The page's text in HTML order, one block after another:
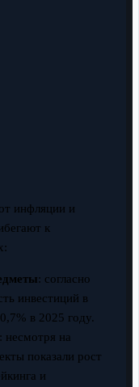
инфляции и
к
: согласно
инвестиций в
в 2025 году.
: несмотря на
показали рост
и